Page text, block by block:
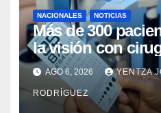
NACIONALES NOTICIAS
Más de 300
la visión con
cataratas en Zulia
AGO 6, 2026 YENTZA
RODRÍGUEZ